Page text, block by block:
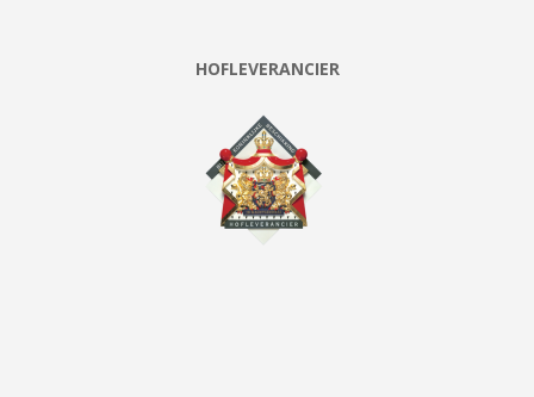
HOFLEVERANCIER